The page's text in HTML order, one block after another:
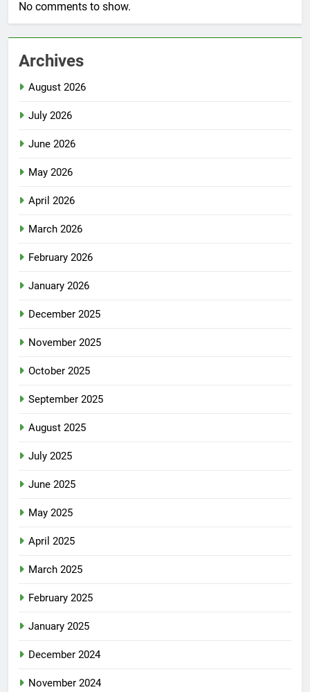
No comments to show.
Archives
August 2026
July 2026
June 2026
May 2026
April 2026
March 2026
February 2026
January 2026
December 2025
November 2025
October 2025
September 2025
August 2025
July 2025
June 2025
May 2025
April 2025
March 2025
February 2025
January 2025
December 2024
November 2024